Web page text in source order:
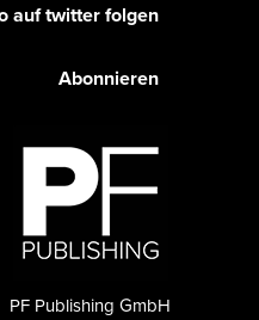
auf twitter folgen
Abonnieren
PF Publishing GmbH